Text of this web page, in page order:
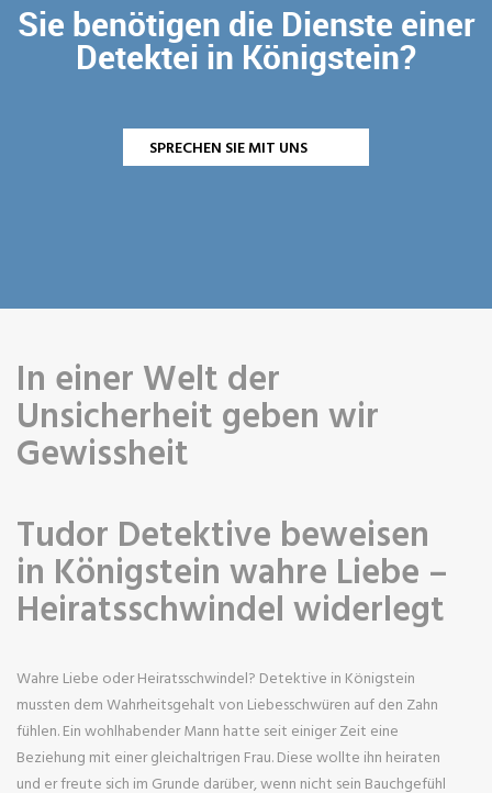
Sie benötigen die Dienste einer
Detektei in Königstein?
SPRECHEN SIE MIT UNS
In einer Welt der
Unsicherheit geben wir
Gewissheit
Tudor Detektive beweisen
in Königstein wahre Liebe –
Heiratsschwindel widerlegt
Wahre Liebe oder Heiratsschwindel? Detektive in Königstein
mussten dem Wahrheitsgehalt von Liebesschwüren auf den Zahn
fühlen. Ein wohlhabender Mann hatte seit einiger Zeit eine
Beziehung mit einer gleichaltrigen Frau. Diese wollte ihn heiraten
und er freute sich im Grunde darüber, wenn nicht sein Bauchgefühl